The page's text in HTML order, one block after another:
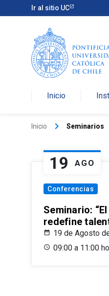
Ir al sitio UC
Inicio
Inicio keyboard_arrow_right Seminarios
19 AGO
Conferencias
Seminario:
redefine
19 de Agosto
09:00 a 11:00